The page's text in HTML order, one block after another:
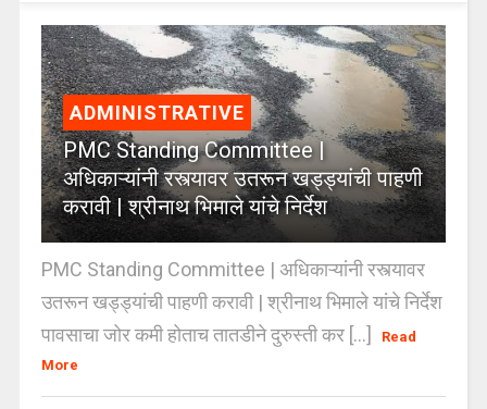
ADMINISTRATIVE
PMC Standing Committee |
अधिकाऱ्यांनी रस्त्यावर उतरून खड्ड्यांची पाहणी
करावी | श्रीनाथ भिमाले यांचे निर्देश
PMC Standing Committee | अधिकाऱ्यांनी रस्त्यावर
उतरून खड्ड्यांची पाहणी करावी | श्रीनाथ भिमाले यांचे निर्देश
पावसाचा जोर कमी होताच तातडीने दुरुस्ती कर [...]
Read
More